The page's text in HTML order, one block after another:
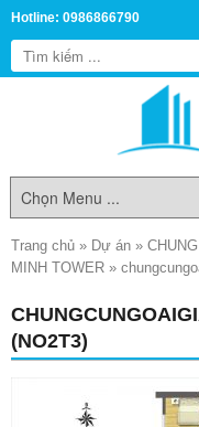
Hotline: 0986866790
Trang chủ » Dự án »
MINH TOWER »
(NO2T3)